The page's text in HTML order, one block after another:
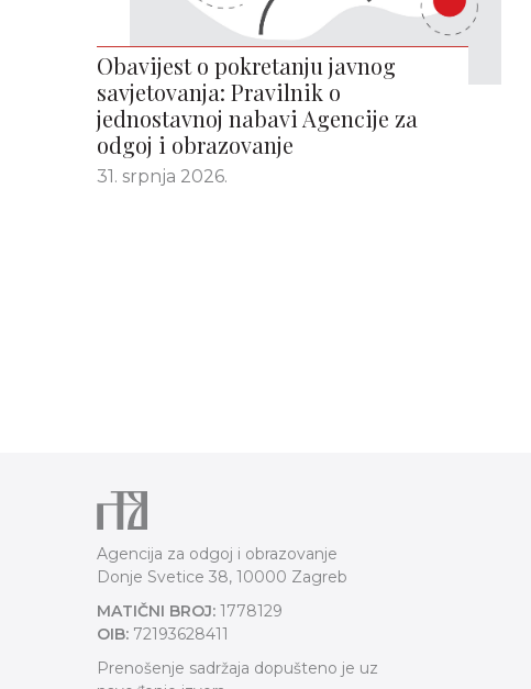
Obavijest o pokretanju javnog
savjetovanja: Pravilnik o
jednostavnoj nabavi Agencije za
odgoj i obrazovanje
31. srpnja 2026.
Agencija za odgoj i obrazovanje
Donje Svetice 38, 10000 Zagreb
MATIČNI BROJ: 1778129
OIB: 72193628411
Prenošenje sadržaja dopušteno je uz